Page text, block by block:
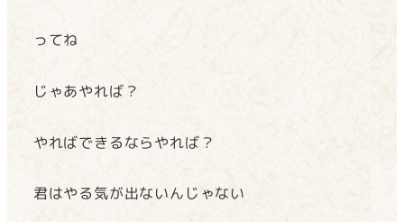
ってね
じゃあやれば？
やればできるならやれば？
君はやる気が出ないんじゃない